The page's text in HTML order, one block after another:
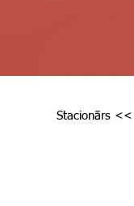
Stacionārs <<